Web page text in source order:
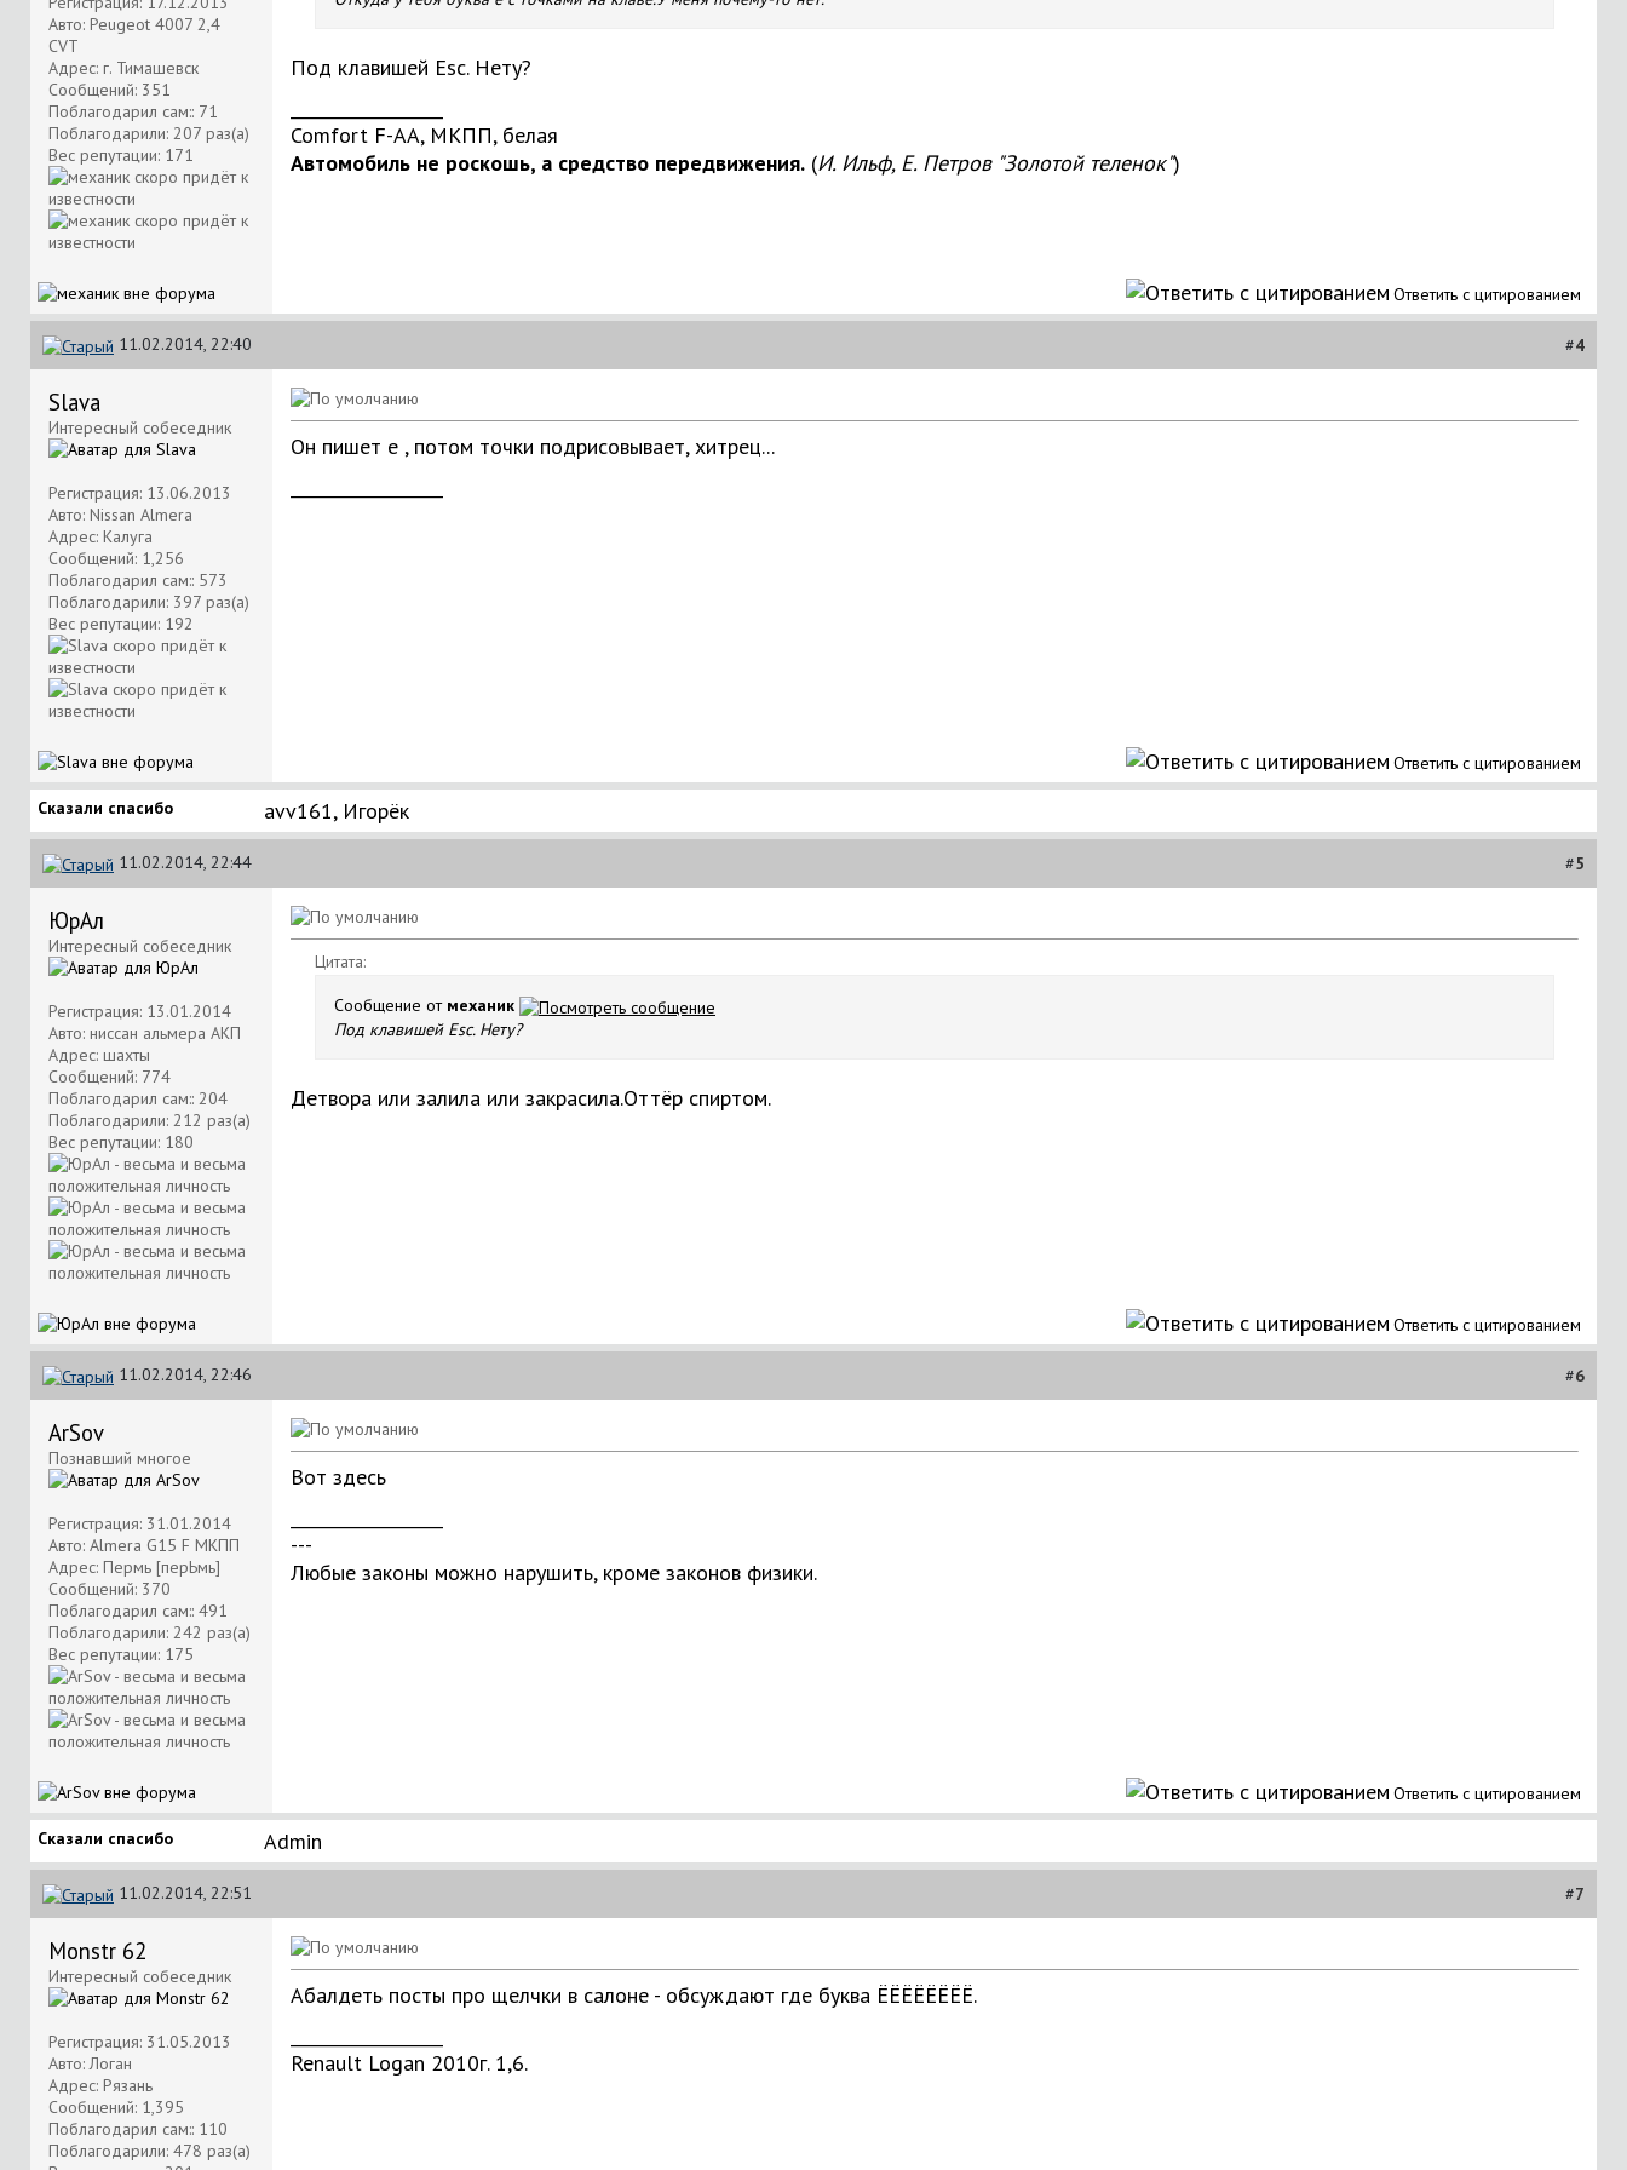
Авто: Peugeot 4007 2,4
CVT
Адрес: г. Тимашевск
Сообщений: 351
Поблагодарил сам:: 71
Поблагодарили: 207 раз(а)
Вес репутации: 171
Под клавишей Esc. Нету?
Comfort F-AA, МКПП, белая
Автомобиль не роскошь, а средство передвижения. (И. Ильф, Е. Петров "Золотой теленок")
Ответить с цитированием
11.02.2014, 22:40 #4
Slava
Интересный собеседник
Регистрация: 13.06.2013
Авто: Nissan Almera
Адрес: Калуга
Сообщений: 1,256
Поблагодарил сам:: 573
Поблагодарили: 397 раз(а)
Вес репутации: 192
Он пишет е , потом точки подрисовывает, хитрец...
Ответить с цитированием
Сказали спасибо avv161, Игорёк
11.02.2014, 22:44 #5
ЮрАл
Интересный собеседник
Регистрация: 13.01.2014
Авто: ниссан альмера АКП
Адрес: шахты
Сообщений: 774
Поблагодарил сам:: 204
Поблагодарили: 212 раз(а)
Вес репутации: 180
Цитата:
Сообщение от механик
Под клавишей Esc. Нету?
Детвора или залила или закрасила.Оттёр спиртом.
Ответить с цитированием
11.02.2014, 22:46 #6
ArSov
Познавший многое
Регистрация: 31.01.2014
Авто: Almera G15 F МКПП
Адрес: Пермь [перЬмь]
Сообщений: 370
Поблагодарил сам:: 491
Поблагодарили: 242 раз(а)
Вес репутации: 175
Вот здесь
---
Любые законы можно нарушить, кроме законов физики.
Ответить с цитированием
Сказали спасибо Аdmin
11.02.2014, 22:51 #7
Monstr 62
Интересный собеседник
Регистрация: 31.05.2013
Авто: Логан
Адрес: Рязань
Сообщений: 1,395
Поблагодарил сам:: 110
Поблагодарили: 478 раз(а)
Абалдеть посты про щелчки в салоне - обсуждают где буква ЁЁЁЁЁЁЁЁ.
Renault Logan 2010г. 1,6.